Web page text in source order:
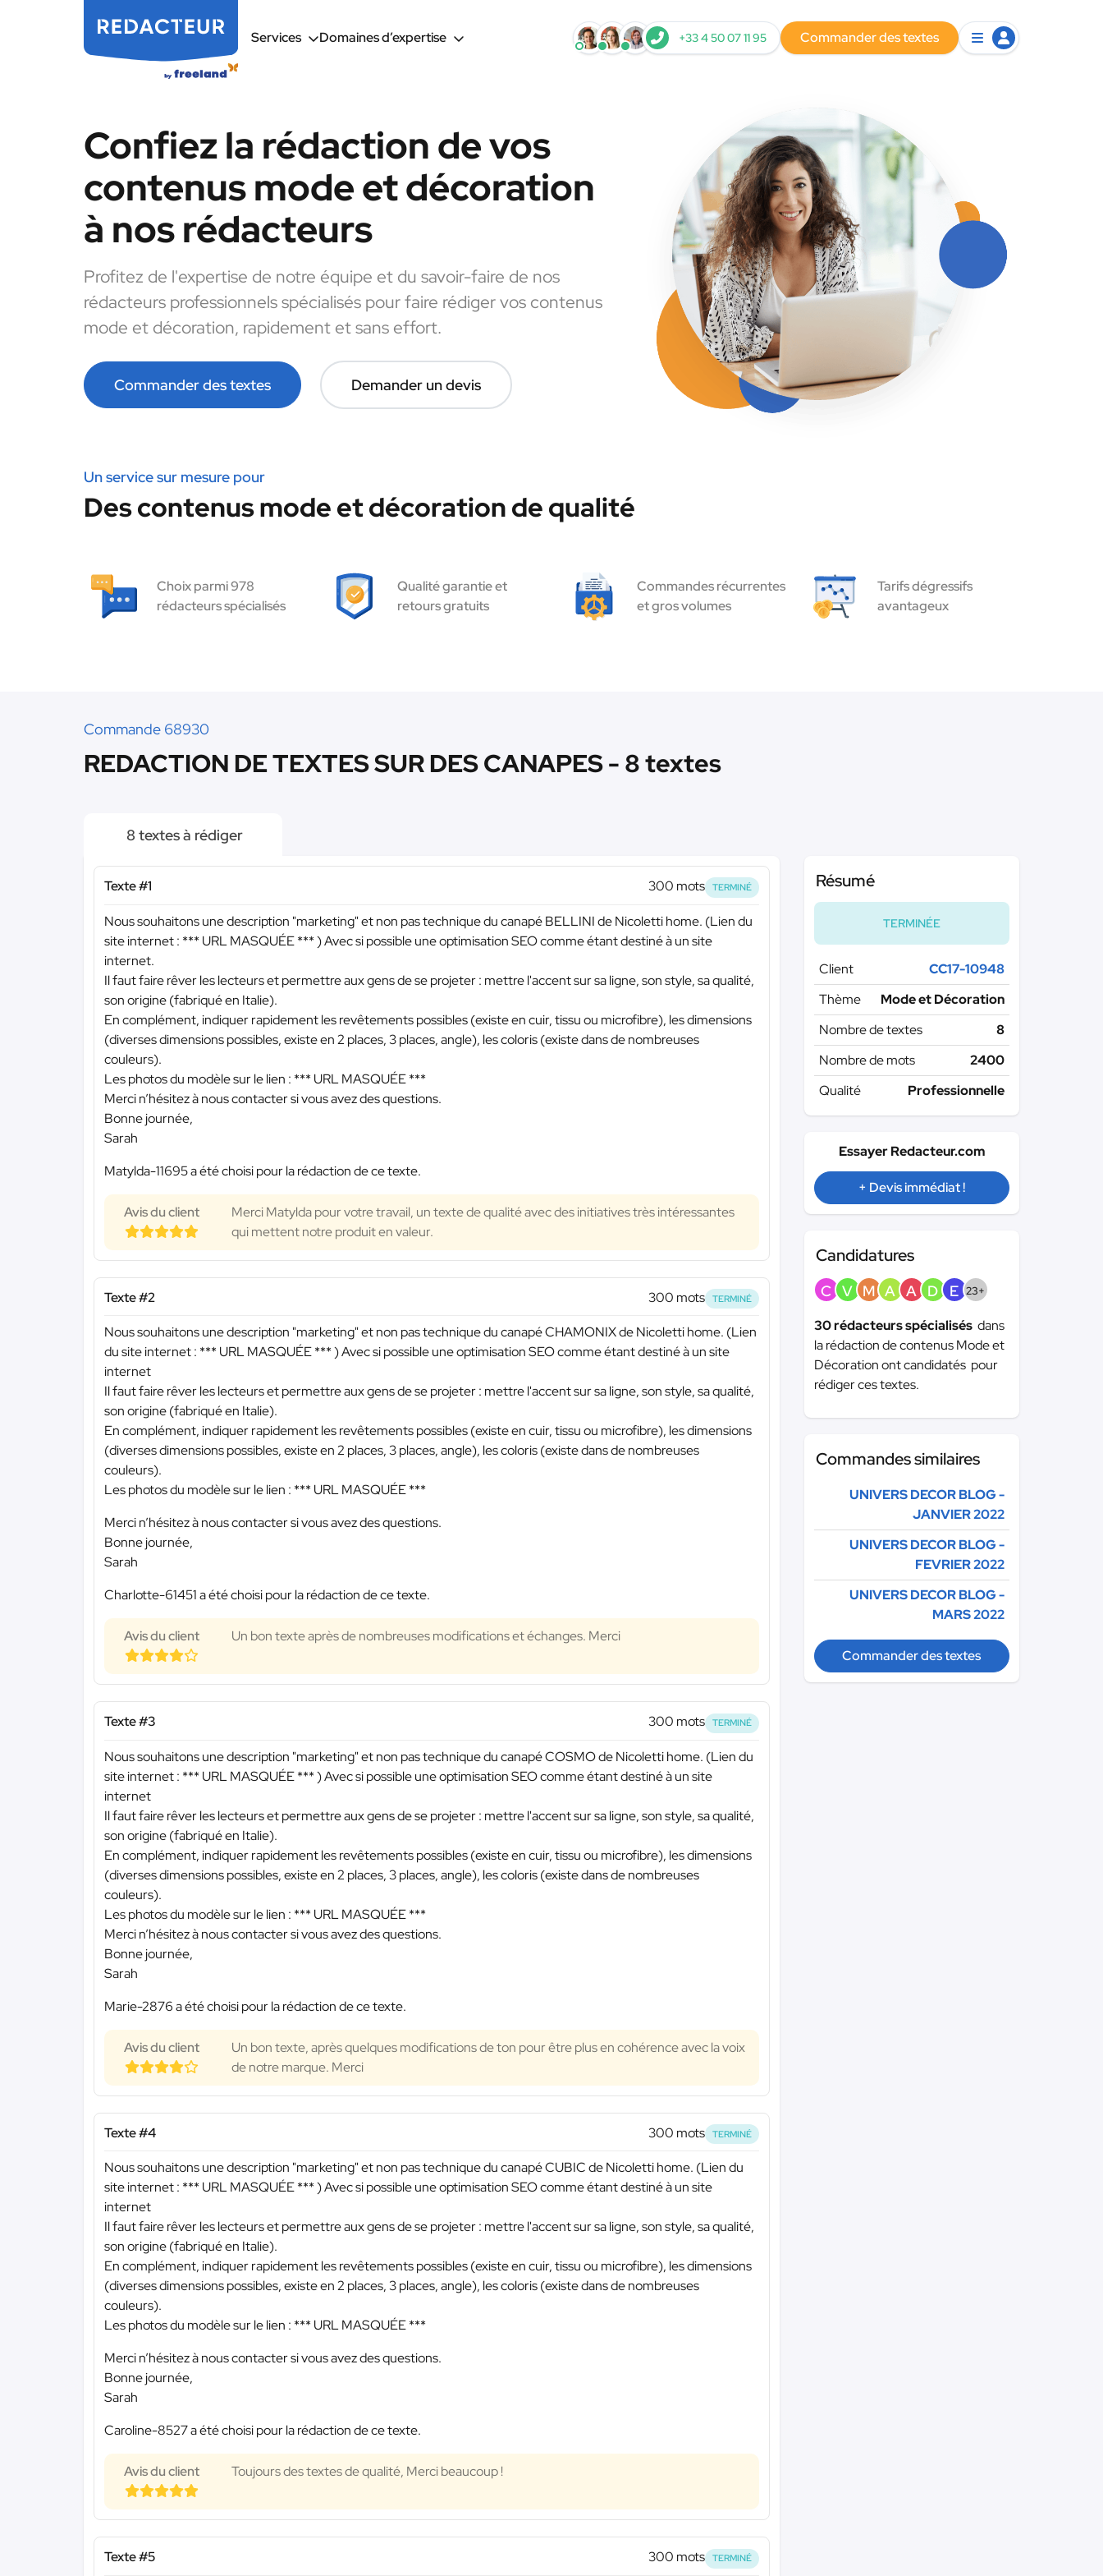
Services Domaines d’expertise +33 4 50 07 11 95 Commander des textes
Confiez la rédaction de vos
contenus mode et décoration
à nos rédacteurs
Profitez de l'expertise de notre équipe et du savoir-faire de nos
rédacteurs professionnels spécialisés pour faire rédiger vos contenus
mode et décoration, rapidement et sans effort.
Commander des textes Demander un devis
Un service sur mesure pour
Des contenus mode et décoration de qualité
Choix parmi 978
rédacteurs spécialisés
Qualité garantie et
retours gratuits
Commandes récurrentes
et gros volumes
Tarifs dégressifs
avantageux
Commande 68930
REDACTION DE TEXTES SUR DES CANAPES - 8 textes
8 textes à rédiger
Texte #1 300 mots TERMINÉ
Nous souhaitons une description "marketing" et non pas technique du canapé BELLINI de Nicoletti home. (Lien du
site internet : *** URL MASQUÉE ***) Avec si possible une optimisation SEO comme étant destiné à un site
internet.
Il faut faire rêver les lecteurs et permettre aux gens de se projeter : mettre l'accent sur sa ligne, son style, sa qualité,
son origine (fabriqué en Italie).
En complément, indiquer rapidement les revêtements possibles (existe en cuir, tissu ou microfibre), les dimensions
(diverses dimensions possibles, existe en 2 places, 3 places, angle), les coloris (existe dans de nombreuses
couleurs).
Les photos du modèle sur le lien : *** URL MASQUÉE ***
Merci n’hésitez à nous contacter si vous avez des questions.
Bonne journée,
Sarah
Matylda-11695 a été choisi pour la rédaction de ce texte.
Avis du client
Merci Matylda pour votre travail, un texte de qualité avec des initiatives très intéressantes
qui mettent notre produit en valeur.
Texte #2 300 mots TERMINÉ
Nous souhaitons une description "marketing" et non pas technique du canapé CHAMONIX de Nicoletti home. (Lien
du site internet : *** URL MASQUÉE ***) Avec si possible une optimisation SEO comme étant destiné à un site
internet
Il faut faire rêver les lecteurs et permettre aux gens de se projeter : mettre l'accent sur sa ligne, son style, sa qualité,
son origine (fabriqué en Italie).
En complément, indiquer rapidement les revêtements possibles (existe en cuir, tissu ou microfibre), les dimensions
(diverses dimensions possibles, existe en 2 places, 3 places, angle), les coloris (existe dans de nombreuses
couleurs).
Les photos du modèle sur le lien : *** URL MASQUÉE ***
Merci n’hésitez à nous contacter si vous avez des questions.
Bonne journée,
Sarah
Charlotte-61451 a été choisi pour la rédaction de ce texte.
Avis du client Un bon texte après de nombreuses modifications et échanges. Merci
Texte #3 300 mots TERMINÉ
Nous souhaitons une description "marketing" et non pas technique du canapé COSMO de Nicoletti home. (Lien du
site internet : *** URL MASQUÉE ***) Avec si possible une optimisation SEO comme étant destiné à un site
internet
Il faut faire rêver les lecteurs et permettre aux gens de se projeter : mettre l'accent sur sa ligne, son style, sa qualité,
son origine (fabriqué en Italie).
En complément, indiquer rapidement les revêtements possibles (existe en cuir, tissu ou microfibre), les dimensions
(diverses dimensions possibles, existe en 2 places, 3 places, angle), les coloris (existe dans de nombreuses
couleurs).
Les photos du modèle sur le lien : *** URL MASQUÉE ***
Merci n’hésitez à nous contacter si vous avez des questions.
Bonne journée,
Sarah
Marie-2876 a été choisi pour la rédaction de ce texte.
Avis du client
Un bon texte, après quelques modifications de ton pour être plus en cohérence avec la voix
de notre marque. Merci
Texte #4 300 mots TERMINÉ
Nous souhaitons une description "marketing" et non pas technique du canapé CUBIC de Nicoletti home. (Lien du
site internet : *** URL MASQUÉE ***) Avec si possible une optimisation SEO comme étant destiné à un site
internet
Il faut faire rêver les lecteurs et permettre aux gens de se projeter : mettre l'accent sur sa ligne, son style, sa qualité,
son origine (fabriqué en Italie).
En complément, indiquer rapidement les revêtements possibles (existe en cuir, tissu ou microfibre), les dimensions
(diverses dimensions possibles, existe en 2 places, 3 places, angle), les coloris (existe dans de nombreuses
couleurs).
Les photos du modèle sur le lien : *** URL MASQUÉE ***
Merci n’hésitez à nous contacter si vous avez des questions.
Bonne journée,
Sarah
Caroline-8527 a été choisi pour la rédaction de ce texte.
Avis du client Toujours des textes de qualité, Merci beaucoup !
Texte #5 300 mots TERMINÉ
Résumé
TERMINÉE
Client
CC17-10948
Thème
Mode et Décoration
Nombre de textes
8
Nombre de mots
2400
Qualité
Professionnelle
Essayer Redacteur.com
+ Devis immédiat !
Candidatures
C V M A A D E 23+
30 rédacteurs spécialisés dans
la rédaction de contenus Mode et
Décoration ont candidatés pour
rédiger ces textes.
Commandes similaires
UNIVERS DECOR BLOG -
JANVIER 2022
UNIVERS DECOR BLOG -
FEVRIER 2022
UNIVERS DECOR BLOG -
MARS 2022
Commander des textes